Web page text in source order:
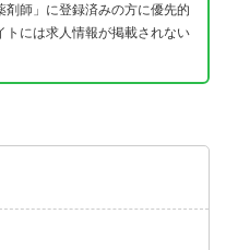
剤師」に登録済みの方に優先的
トには求人情報が掲載されない